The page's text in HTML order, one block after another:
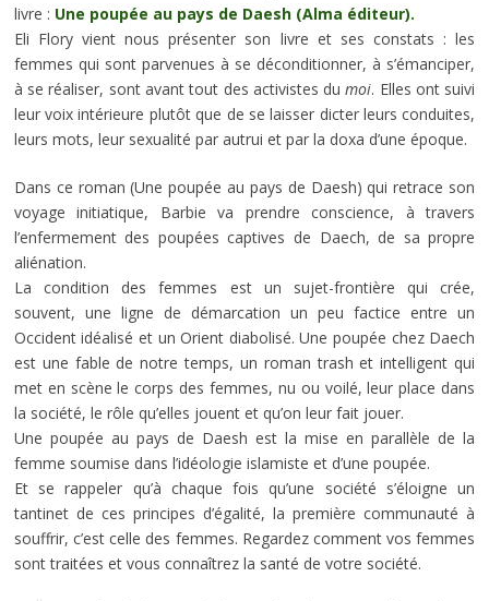
livre : Une poupée au pays de Daesh (Alma éditeur).
Eli Flory vient nous présenter son livre et ses constats : les
femmes qui sont parvenues à se déconditionner, à s’émanciper,
à se réaliser, sont avant tout des activistes dumoi. Elles ont suivi
leur voix intérieure plutôt que de se laisser dicter leurs conduites,
leurs mots, leur sexualité par autrui et par la doxa d’une époque.
Dans ce roman (Une poupée au pays de Daesh) qui retrace son
voyage initiatique, Barbie va prendre conscience, à travers
l’enfermement des poupées captives de Daech, de sa propre
aliénation.
La condition des femmes est un sujet-frontière qui crée,
souvent, une ligne de démarcation un peu factice entre un
Occident idéalisé et un Orient diabolisé. Une poupée chez Daech
est une fable de notre temps, un roman trash et intelligent qui
met en scène le corps des femmes, nu ou voilé, leur place dans
la société, le rôle qu’elles jouent et qu’on leur fait jouer.
Une poupée au pays de Daesh est la mise en parallèle de la
femme soumise dans l’idéologie islamiste et d’une poupée.
Et se rappeler qu’à chaque fois qu’une société s’éloigne un
tantinet de ces principes d’égalité, la première communauté à
souffrir, c’est celle des femmes. Regardez comment vos femmes
sont traitées et vous connaîtrez la santé de votre société.